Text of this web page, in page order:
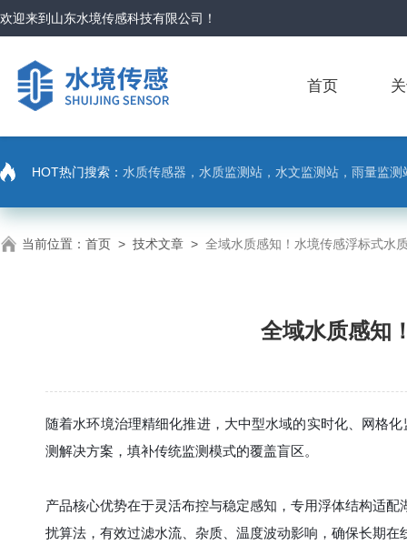
欢迎来到 山东水境传感科技有限公司 ！
首页
HOT热门搜索： 水质传感器，水质监测站，水文监测站，雨量监
当前位置： 首页 > 技术文章 > 全域水质感知！水境传感浮标式水
全域水质感知
随着水环境治理精细化推进，大中型水域的实时化、网格
测解决方案，填补传统监测模式的覆盖盲区。
产品核心优势在于灵活布控与稳定感知，专用浮体结构适
扰算法，有效过滤水流、杂质、温度波动影响，确保长期